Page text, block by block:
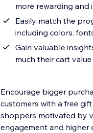
more rewarding and
Easily match the
including colors,
Gain valuable
much their cart
Encourage bigger
customers with a free
shoppers motivated by
engagement and higher